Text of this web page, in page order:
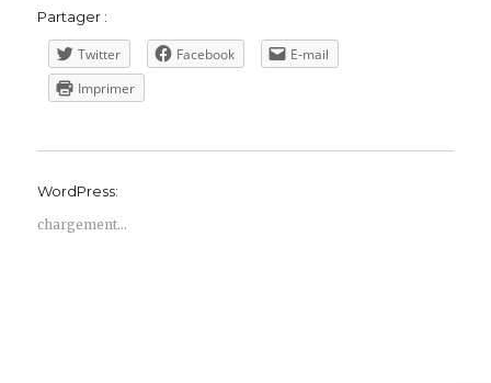
Partager :
Twitter Facebook
E-mail
Imprimer
WordPress:
chargement…